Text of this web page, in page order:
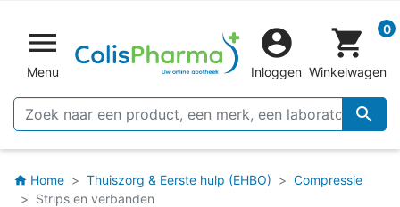

Menu


Inloggen
shopping_cart 0
Winkelwagen
home Home Thuiszorg & Eerste hulp (EHBO)
Compressie
Strips en verbanden